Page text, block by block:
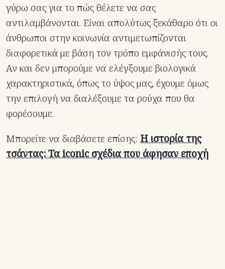
γύρω σας για το πώς θέλετε να σας
αντιλαμβάνονται. Είναι απολύτως ξεκάθαρο ότι οι
άνθρωποι στην κοινωνία αντιμετωπίζονται
διαφορετικά με βάση τον τρόπο εμφάνισής τους.
Αν και δεν μπορούμε να ελέγξουμε βιολογικά
χαρακτηριστικά, όπως το ύψος μας, έχουμε όμως
την επιλογή να διαλέξουμε τα ρούχα που θα
φορέσουμε.
Μπορείτε να διαβάσετε επίσης: Η ιστορία της
τσάντας: Τα iconic σχέδια που άφησαν εποχή